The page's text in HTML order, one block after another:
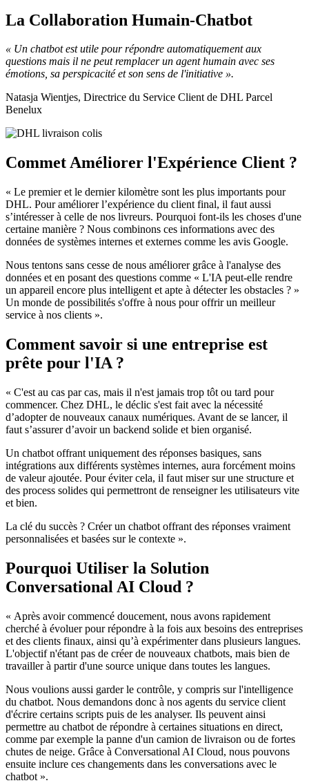
La Collaboration Humain-Chatbot
« Un chatbot est utile pour répondre automatiquement aux
questions mais il ne peut remplacer un agent humain avec ses
émotions, sa perspicacité et son sens de l'initiative ».
Natasja Wientjes, Directrice du Service Client de DHL Parcel
Benelux
Commet Améliorer l'Expérience Client ?
« Le premier et le dernier kilomètre sont les plus importants pour
DHL. Pour améliorer l’expérience du client final, il faut aussi
s’intéresser à celle de nos livreurs. Pourquoi font-ils les choses d'une
certaine manière ? Nous combinons ces informations avec des
données de systèmes internes et externes comme les avis Google.
Nous tentons sans cesse de nous améliorer grâce à l'analyse des
données et en posant des questions comme « L'IA peut-elle rendre
un appareil encore plus intelligent et apte à détecter les obstacles ? »
Un monde de possibilités s'offre à nous pour offrir un meilleur
service à nos clients ».
Comment savoir si une entreprise est
prête pour l'IA ?
« C'est au cas par cas, mais il n'est jamais trop tôt ou tard pour
commencer. Chez DHL, le déclic s'est fait avec la nécessité
d’adopter de nouveaux canaux numériques. Avant de se lancer, il
faut s’assurer d’avoir un backend solide et bien organisé.
Un chatbot offrant uniquement des réponses basiques, sans
intégrations aux différents systèmes internes, aura forcément moins
de valeur ajoutée. Pour éviter cela, il faut miser sur une structure et
des process solides qui permettront de renseigner les utilisateurs vite
et bien.
La clé du succès ? Créer un chatbot offrant des réponses vraiment
personnalisées et basées sur le contexte ».
Pourquoi Utiliser la Solution
Conversational AI Cloud ?
« Après avoir commencé doucement, nous avons rapidement
cherché à évoluer pour répondre à la fois aux besoins des entreprises
et des clients finaux, ainsi qu’à expérimenter dans plusieurs langues.
L'objectif n'étant pas de créer de nouveaux chatbots, mais bien de
travailler à partir d'une source unique dans toutes les langues.
Nous voulions aussi garder le contrôle, y compris sur l'intelligence
du chatbot. Nous demandons donc à nos agents du service client
d'écrire certains scripts puis de les analyser. Ils peuvent ainsi
permettre au chatbot de répondre à certaines situations en direct,
comme par exemple la panne d'un camion de livraison ou de fortes
chutes de neige. Grâce à Conversational AI Cloud, nous pouvons
ensuite inclure ces changements dans les conversations avec le
chatbot ».